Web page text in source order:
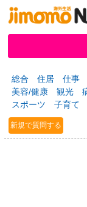
掲示板 タウ
総合 住居 仕事
美容/健康
観光
スポーツ
子育て
新規で質問する